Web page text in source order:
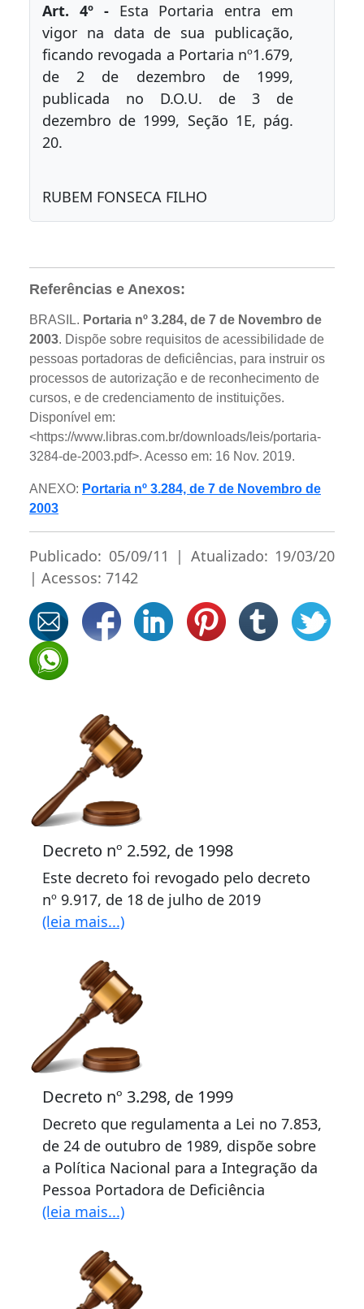
Art. 4º -Esta Portaria entra em
vigor na data de sua publicação,
ficando revogada a Portaria nº1.679,
de 2 de dezembro de 1999,
publicada no D.O.U. de 3 de
dezembro de 1999, Seção 1E, pág.
20.
RUBEM FONSECA FILHO
Referências e Anexos:
BRASIL. Portaria nº 3.284, de 7 de Novembro de
2003. Dispõe sobre requisitos de acessibilidade de
pessoas portadoras de deficiências, para instruir os
processos de autorização e de reconhecimento de
cursos, e de credenciamento de instituições.
Disponível em:
<https://www.libras.com.br/downloads/leis/portaria-
3284-de-2003.pdf>. Acesso em: 16 Nov. 2019.
ANEXO: Portaria nº 3.284, de 7 de Novembro de
2003
Publicado: 05/09/11 | Atualizado: 19/03/20
| Acessos: 7142
Decreto nº 2.592, de 1998
Este decreto foi revogado pelo decreto
nº 9.917, de 18 de julho de 2019
(leia mais...)
Decreto nº 3.298, de 1999
Decreto que regulamenta a Lei no 7.853,
de 24 de outubro de 1989, dispõe sobre
a Política Nacional para a Integração da
Pessoa Portadora de Deficiência
(leia mais...)